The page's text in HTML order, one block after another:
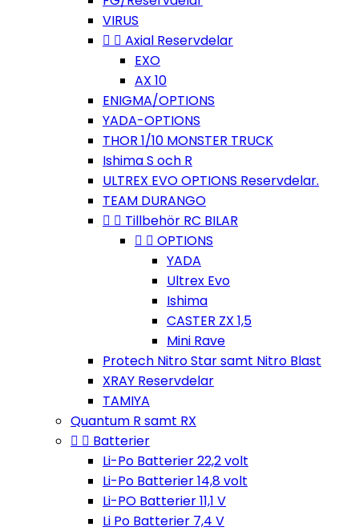
VIRUS
  Axial Reservdelar
EXO
AX 10
ENIGMA/OPTIONS
YADA-OPTIONS
THOR 1/10 MONSTER TRUCK
Ishima S och R
ULTREX EVO OPTIONS Reservdelar.
TEAM DURANGO
  Tillbehör RC BILAR
  OPTIONS
YADA
Ultrex Evo
Ishima
CASTER ZX 1,5
Mini Rave
Protech Nitro Star samt Nitro Blast
XRAY Reservdelar
TAMIYA
Quantum R samt RX
  Batterier
Li-Po Batterier 22,2 volt
Li-Po Batterier 14,8 volt
Li-PO Batterier 11,1 V
Li Po Batterier 7,4 V